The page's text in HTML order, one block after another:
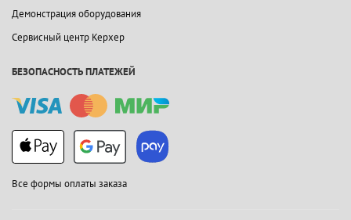
Демонстрация оборудования
Сервисный центр Керхер
БЕЗОПАСНОСТЬ ПЛАТЕЖЕЙ
Все формы оплаты заказа